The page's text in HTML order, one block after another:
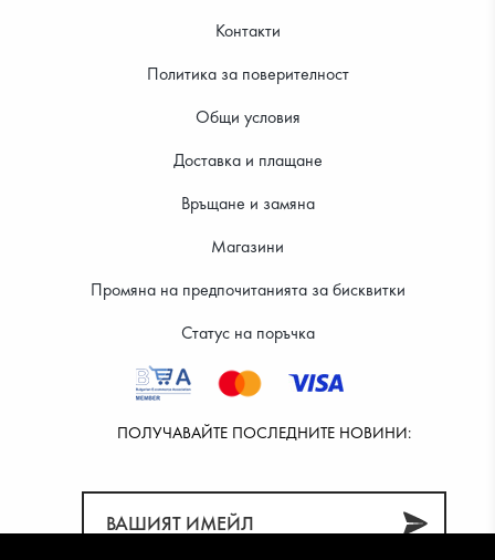
Контакти
Политика за поверителност
Общи условия
Доставка и плащане
Връщане и замяна
Магазини
Промяна на предпочитанията за бисквитки
Статус на поръчка
ПОЛУЧАВАЙТЕ ПОСЛЕДНИТЕ НОВИНИ: